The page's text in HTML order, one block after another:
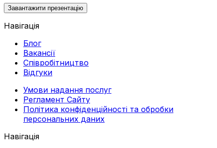
Завантажити презентацію
Навігація
Блог
Вакансії
Співробітництво
Відгуки
Умови надання послуг
Регламент Сайту
Політика конфіденційності та обробки
персональних даних
Навігація